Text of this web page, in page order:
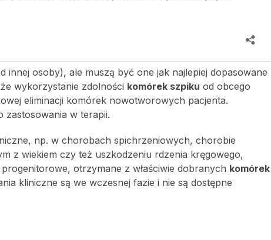
osoby), ale muszą być one jak najlepiej dopasowane
wykorzystanie zdolności komórek szpiku od obcego
eliminacji komórek nowotworowych pacjenta.
zastosowania w terapii.
np. w chorobach spichrzeniowych, chorobie
z wiekiem czy też uszkodzeniu rdzenia kręgowego,
otrzymane z właściwie dobranych komórek
kliniczne są we wczesnej fazie i nie są dostępne